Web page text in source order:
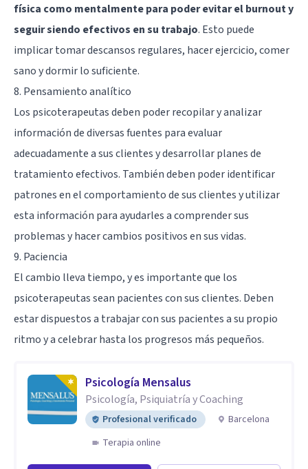
física como mentalmente para poder evitar el burnout y
seguir siendo efectivos en su trabajo. Esto puede
implicar tomar descansos regulares, hacer ejercicio, comer
sano y dormir lo suficiente.
8. Pensamiento analítico
Los psicoterapeutas deben poder recopilar y analizar
información de diversas fuentes para evaluar
adecuadamente a sus clientes y desarrollar planes de
tratamiento efectivos. También deben poder identificar
patrones en el comportamiento de sus clientes y utilizar
esta información para ayudarles a comprender sus
problemas y hacer cambios positivos en sus vidas.
9. Paciencia
El cambio lleva tiempo, y es importante que los
psicoterapeutas sean pacientes con sus clientes. Deben
estar dispuestos a trabajar con sus pacientes a su propio
ritmo y a celebrar hasta los progresos más pequeños.
Psicología Mensalus
Psicología, Psiquiatría y Coaching
Profesional verificado
Barcelona
Terapia online